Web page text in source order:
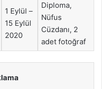
1 Eylül –
15 Eylül
2020
Diploma,
Nüfus
Cüzdanı, 2
adet fotoğraf